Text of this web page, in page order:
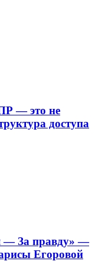
— это не
доступа
— За правду» —
Егоровой